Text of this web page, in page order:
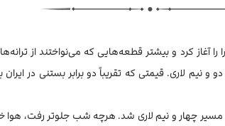
کرد و بیشتر قطعه‌هایی که می‌نواختند از
نیم لاری. قیمتی که تقریباً دو برابر بستنی در
مسیر چهار و نیم لاری شد. هرچه شب جلوتر رفت،